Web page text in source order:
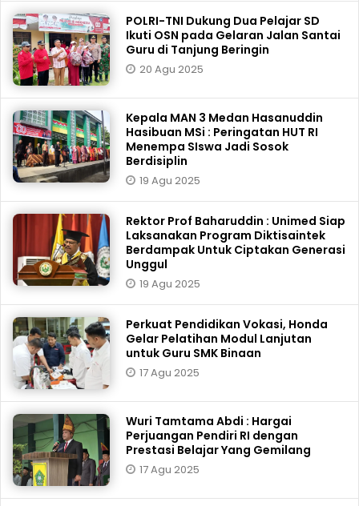
POLRI-TNI Dukung Dua Pelajar SD
Ikuti OSN pada Gelaran Jalan Santai
Guru di Tanjung Beringin
20 Agu 2025
Kepala MAN 3 Medan Hasanuddin
Hasibuan MSi : Peringatan HUT RI
Menempa SIswa Jadi Sosok
Berdisiplin
19 Agu 2025
Rektor Prof Baharuddin : Unimed Siap
Laksanakan Program Diktisaintek
Berdampak Untuk Ciptakan Generasi
Unggul
19 Agu 2025
Perkuat Pendidikan Vokasi, Honda
Gelar Pelatihan Modul Lanjutan
untuk Guru SMK Binaan
17 Agu 2025
Wuri Tamtama Abdi : Hargai
Perjuangan Pendiri RI dengan
Prestasi Belajar Yang Gemilang
17 Agu 2025